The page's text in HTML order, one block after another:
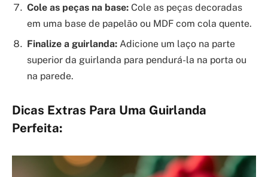
Cole as peças na base: Cole as peças decoradas
em uma base de papelão ou MDF com cola quente.
Finalize a guirlanda: Adicione um laço na parte
superior da guirlanda para pendurá-la na porta ou
na parede.
Dicas Extras Para Uma Guirlanda
Perfeita: